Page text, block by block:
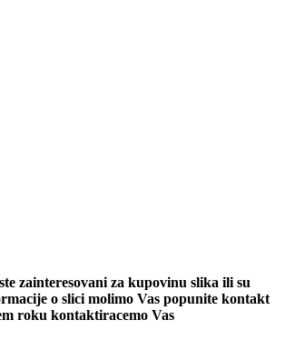
zainteresovani za kupovinu slika ili su
o slici molimo Vas popunite kontakt
roku kontaktiracemo Vas